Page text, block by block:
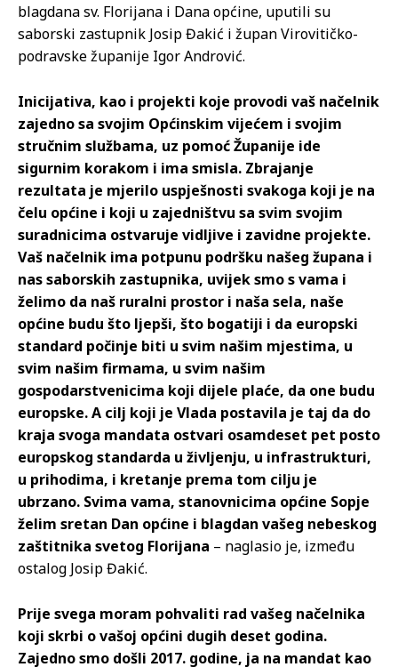
blagdana sv. Florijana i Dana općine, uputili su
saborski zastupnik Josip Đakić i župan Virovitičko-
podravske županije Igor Andrović.
Inicijativa, kao i projekti koje provodi vaš načelnik
zajedno sa svojim Općinskim vijećem i svojim
stručnim službama, uz pomoć Županije ide
sigurnim korakom i ima smisla. Zbrajanje
rezultata je mjerilo uspješnosti svakoga koji je na
čelu općine i koji u zajedništvu sa svim svojim
suradnicima ostvaruje vidljive i zavidne projekte.
Vaš načelnik ima potpunu podršku našeg župana i
nas saborskih zastupnika, uvijek smo s vama i
želimo da naš ruralni prostor i naša sela, naše
općine budu što ljepši, što bogatiji i da europski
standard počinje biti u svim našim mjestima, u
svim našim firmama, u svim našim
gospodarstvenicima koji dijele plaće, da one budu
europske. A cilj koji je Vlada postavila je taj da do
kraja svoga mandata ostvari osamdeset pet posto
europskog standarda u življenju, u infrastrukturi,
u prihodima, i kretanje prema tom cilju je
ubrzano. Svima vama, stanovnicima općine Sopje
želim sretan Dan općine i blagdan vašeg nebeskog
zaštitnika svetog Florijana – naglasio je, između
ostalog Josip Đakić.
Prije svega moram pohvaliti rad vašeg načelnika
koji skrbi o vašoj općini dugih deset godina.
Zajedno smo došli 2017. godine, ja na mandat kao